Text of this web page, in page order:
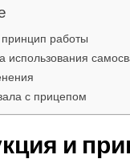
работы
использования
с прицепом
и